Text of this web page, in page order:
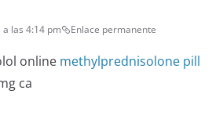
las 4:14 pm Enlace permanente
online methylprednisolone pill
ca